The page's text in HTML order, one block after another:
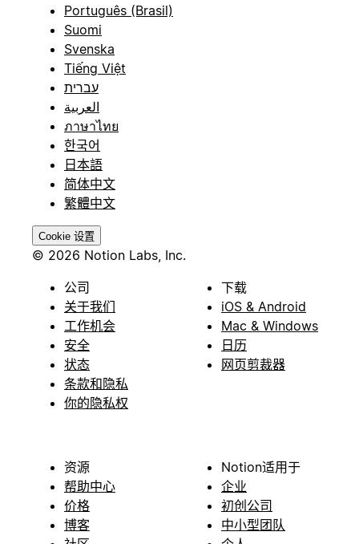
Português (Brasil)
Suomi
Svenska
Tiếng Việt
עברית
العربية
ภาษาไทย
한국어
日本語
简体中文
繁體中文
Cookie 设置
© 2026 Notion Labs, Inc.
公司
关于我们
工作机会
安全
状态
条款和隐私
你的隐私权
下载
iOS & Android
Mac & Windows
日历
网页剪裁器
资源
帮助中心
价格
博客
Notion适用于
企业
初创公司
中小型团队